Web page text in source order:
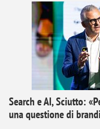
Search e AI, Sciutto:
una questione di